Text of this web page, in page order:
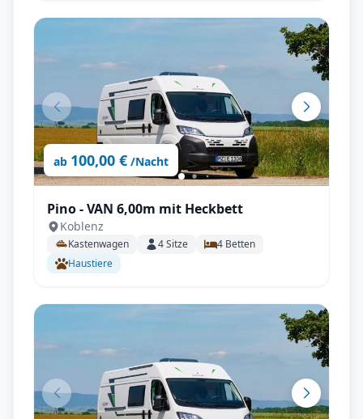
ab 100,00 € /Nacht
Pino - VAN 6,00m mit Heckbett
Koblenz
Kastenwagen 4Sitze 4 Betten
Haustiere